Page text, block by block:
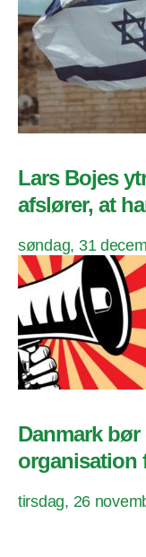
Lars Bojes
afslører, at
søndag, 31
Danmark
organisation
tirsdag, 26